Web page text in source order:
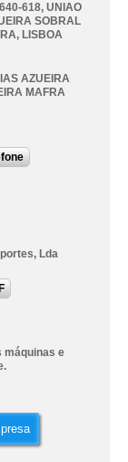
618, UNIAO
SOBRAL
, LISBOA
AZUEIRA
MAFRA
Lda
máquinas e